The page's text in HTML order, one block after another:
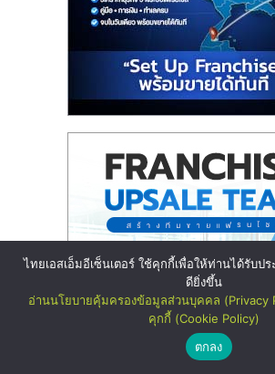
ไทยเอสเอ็มอีเซ็นเตอร์ ใช้คุกกี้เพื่อให้ท่านได้รับป
ดียิ่งขึ้น
อ่านนโยบายคุ้มครองข้อมูลส่วนบุคคล (Privacy
คุกกี้ (Cookie Policy)
ตกลง